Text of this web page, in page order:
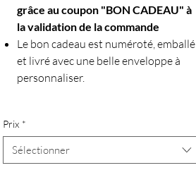
grâce au coupon "BON CADEAU" à
la validation de la commande
Le bon cadeau est numéroté, emballé
et livré avec une belle enveloppe à
personnaliser.
Prix *
Sélectionner